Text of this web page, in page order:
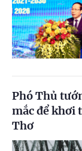
Phó Thủ
mắc để khơi
Thơ